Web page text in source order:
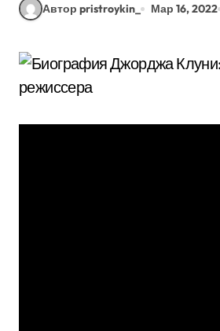
Автор pristroykin_ Мар 16, 2022